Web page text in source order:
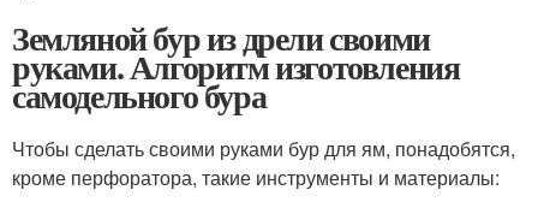
Земляной бур из дрели своими
руками. Алгоритм изготовления
самодельного бура
Чтобы сделать своими руками бур для ям, понадобятся,
кроме перфоратора, такие инструменты и материалы: